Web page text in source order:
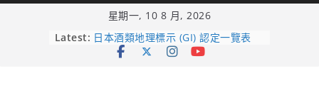
Skip
星期一, 10 8 月, 2026
Latest: 日本酒類地理標示 (GI) 認定一覽表
UMAI SAKE MC題庫（2026年版